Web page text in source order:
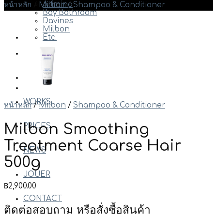
Arimino
Boy Bathroom
Davines
Milbon
Etc.
HAIR STYLE
STAFF
WORKS
PRICES
NEWS
JOUER
CONTACT
หน้าหลัก Milbon / Shampoo & Conditioner
หน้าหลัก / Milbon / Shampoo & Conditioner
Milbon Smoothing
Treatment Coarse Hair
500g
฿2,900.00
ติดต่อสอบถาม หรือสั่งซื้อสินค้า